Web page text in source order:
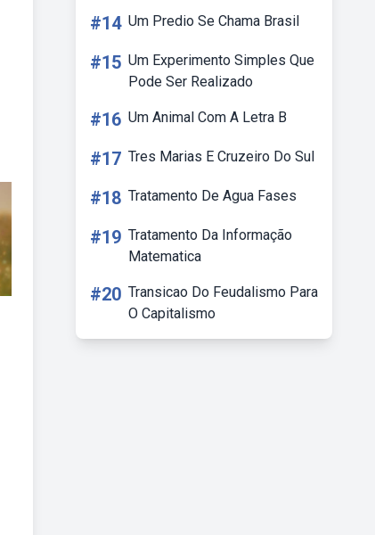
#14 Um Predio Se Chama Brasil
#15 Um Experimento Simples Que
Pode Ser Realizado
#16 Um Animal Com A Letra B
#17 Tres Marias E Cruzeiro Do Sul
#18 Tratamento De Agua Fases
#19 Tratamento Da Informação
Matematica
#20 Transicao Do Feudalismo Para
O Capitalismo